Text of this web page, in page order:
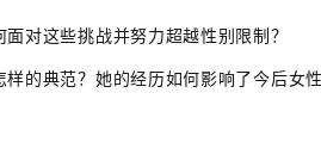
对这些挑战并努力超越性别限制？
的典范？她的经历如何影响了今后女